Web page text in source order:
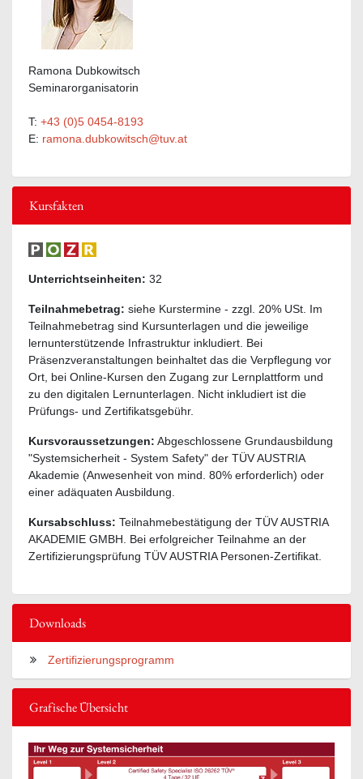
Ramona Dubkowitsch
Seminarorganisatorin
T: +43 (0)5 0454-8193
E: ramona.dubkowitsch@tuv.at
Kursfakten
Unterrichtseinheiten: 32
Teilnahmebetrag: siehe Kurstermine - zzgl. 20% USt. Im
Teilnahmebetrag sind Kursunterlagen und die jeweilige
lernunterstützende Infrastruktur inkludiert. Bei
Präsenzveranstaltungen beinhaltet das die Verpflegung vor
Ort, bei Online-Kursen den Zugang zur Lernplattform und
zu den digitalen Lernunterlagen. Nicht inkludiert ist die
Prüfungs- und Zertifikatsgebühr.
Kursvoraussetzungen: Abgeschlossene Grundausbildung
"Systemsicherheit - System Safety" der TÜV AUSTRIA
Akademie (Anwesenheit von mind. 80% erforderlich) oder
einer adäquaten Ausbildung.
Kursabschluss: Teilnahmebestätigung der TÜV AUSTRIA
AKADEMIE GMBH. Bei erfolgreicher Teilnahme an der
Zertifizierungsprüfung TÜV AUSTRIA Personen-Zertifikat.
Downloads
Zertifizierungsprogramm
Grafische Übersicht